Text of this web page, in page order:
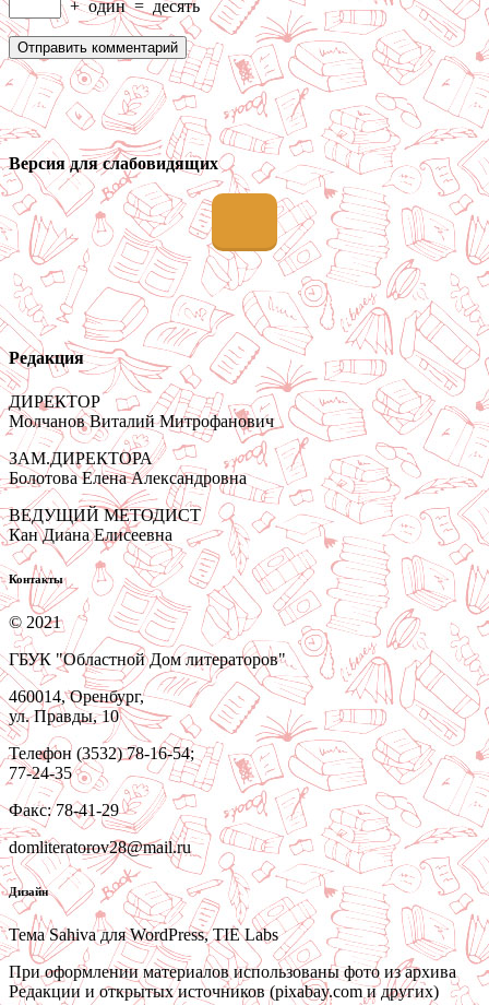
+ один = десять
Версия для слабовидящих
Редакция
ДИРЕКТОР
Молчанов Виталий Митрофанович
ЗАМ.ДИРЕКТОРА
Болотова Елена Александровна
ВЕДУЩИЙ МЕТОДИСТ
Кан Диана Елисеевна
Контакты
© 2021
ГБУК "Областной Дом литераторов"
460014, Оренбург,
ул. Правды, 10
Телефон (3532) 78-16-54;
77-24-35
Факс: 78-41-29
domliteratorov28@mail.ru
Дизайн
Тема Sahiva для WordPress, TIE Labs
При оформлении материалов использованы фото из архива
Редакции и открытых источников (pixabay.com и других)